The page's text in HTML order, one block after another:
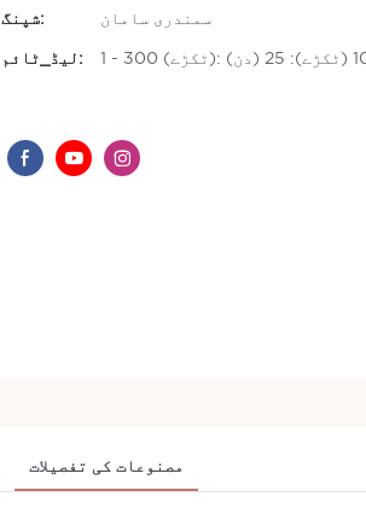
شپنگ:
سمندری سامان
لیڈ_ٹائم:
مصنوعات کی تفصیلات